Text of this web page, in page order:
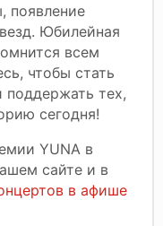
появление
Юбилейная
всем
чтобы стать
поддержать тех,
сегодня!
YUNA в
сайте и в
в афише